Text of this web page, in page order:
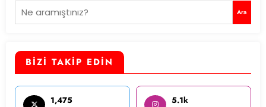
Ara Ara
BİZİ TAKİP EDİN
1,475 5.1k